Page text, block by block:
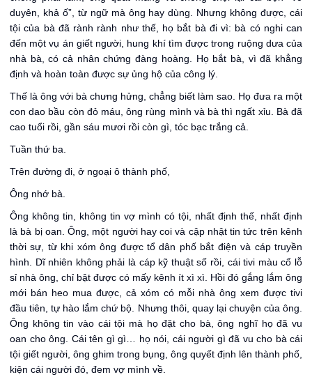
duyên, khả ố”, từ ngữ mà ông hay dùng. Nhưng không được, cái
tội của bà đã rành rành như thế, họ bắt bà đi vì: bà có nghi can
đến một vụ án giết người, hung khí tìm được trong ruộng dưa của
nhà bà, có cả nhân chứng đàng hoàng. Họ bắt bà, vì đã khẳng
định và hoàn toàn được sự ủng hộ của công lý.
Thế là ông với bà chưng hửng, chẳng biết làm sao. Họ đưa ra một
con dao bầu còn đỏ máu, ông rùng mình và bà thì ngất xỉu. Bà đã
cao tuổi rồi, gần sáu mươi rồi còn gì, tóc bạc trắng cả.
Tuần thứ ba.
Trên đường đi, ở ngoại ô thành phố,
Ông nhớ bà.
Ông không tin, không tin vợ mình có tội, nhất định thế, nhất định
là bà bị oan. Ông, một người hay coi và cập nhật tin tức trên kênh
thời sự, từ khi xóm ông được tổ dân phố bắt điện và cáp truyền
hình. Dĩ nhiên không phải là cáp kỹ thuật số rồi, cái tivi màu cổ lỗ
sỉ nhà ông, chỉ bật được có mấy kênh ít xì xì. Hồi đó gắng lắm ông
mới bán heo mua được, cả xóm có mỗi nhà ông xem được tivi
đầu tiên, tự hào lắm chứ bộ. Nhưng thôi, quay lại chuyện của ông.
Ông không tin vào cái tội mà họ đặt cho bà, ông nghĩ họ đã vu
oan cho ông. Cái tên gì gì… họ nói, cái người gì đã vu cho bà cái
tội giết người, ông ghim trong bụng, ông quyết định lên thành phố,
kiện cái người đó, đem vợ mình về.